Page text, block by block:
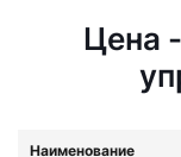
Цена
Наименование